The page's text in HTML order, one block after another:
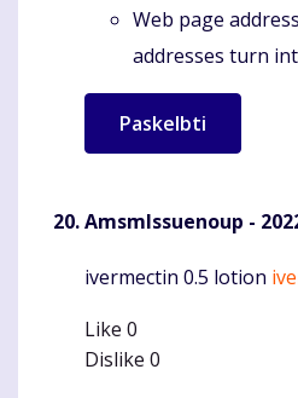
Web page
addresses turn
AmsmIssuenoup -
Komentaras
ivermectin 0.5 lotion
Like 0
Dislike 0